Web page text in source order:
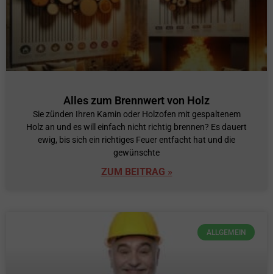
Alles zum Brennwert von Holz
Sie zünden Ihren Kamin oder Holzofen mit gespaltenem
Holz an und es will einfach nicht richtig brennen? Es dauert
ewig, bis sich ein richtiges Feuer entfacht hat und die
gewünschte
ZUM BEITRAG »
ALLGEMEIN